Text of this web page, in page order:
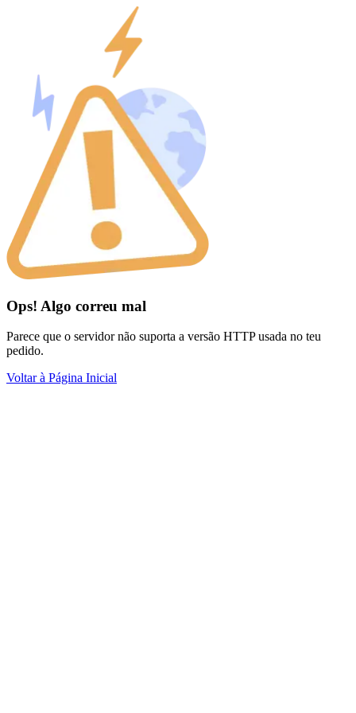
Ops! Algo correu mal
Parece que o servidor não suporta a versão HTTP usada no teu
pedido.
Voltar à Página Inicial